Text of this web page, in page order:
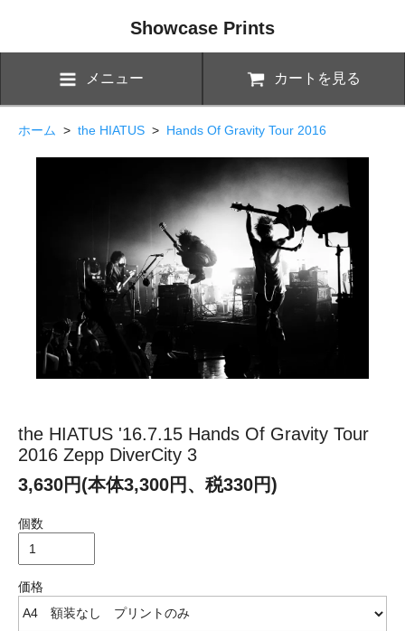
Showcase Prints
メニュー カートを見る
ホーム > the HIATUS > Hands Of Gravity Tour 2016
the HIATUS '16.7.15 Hands Of Gravity Tour
2016 Zepp DiverCity 3
3,630円(本体3,300円、税330円)
個数
価格